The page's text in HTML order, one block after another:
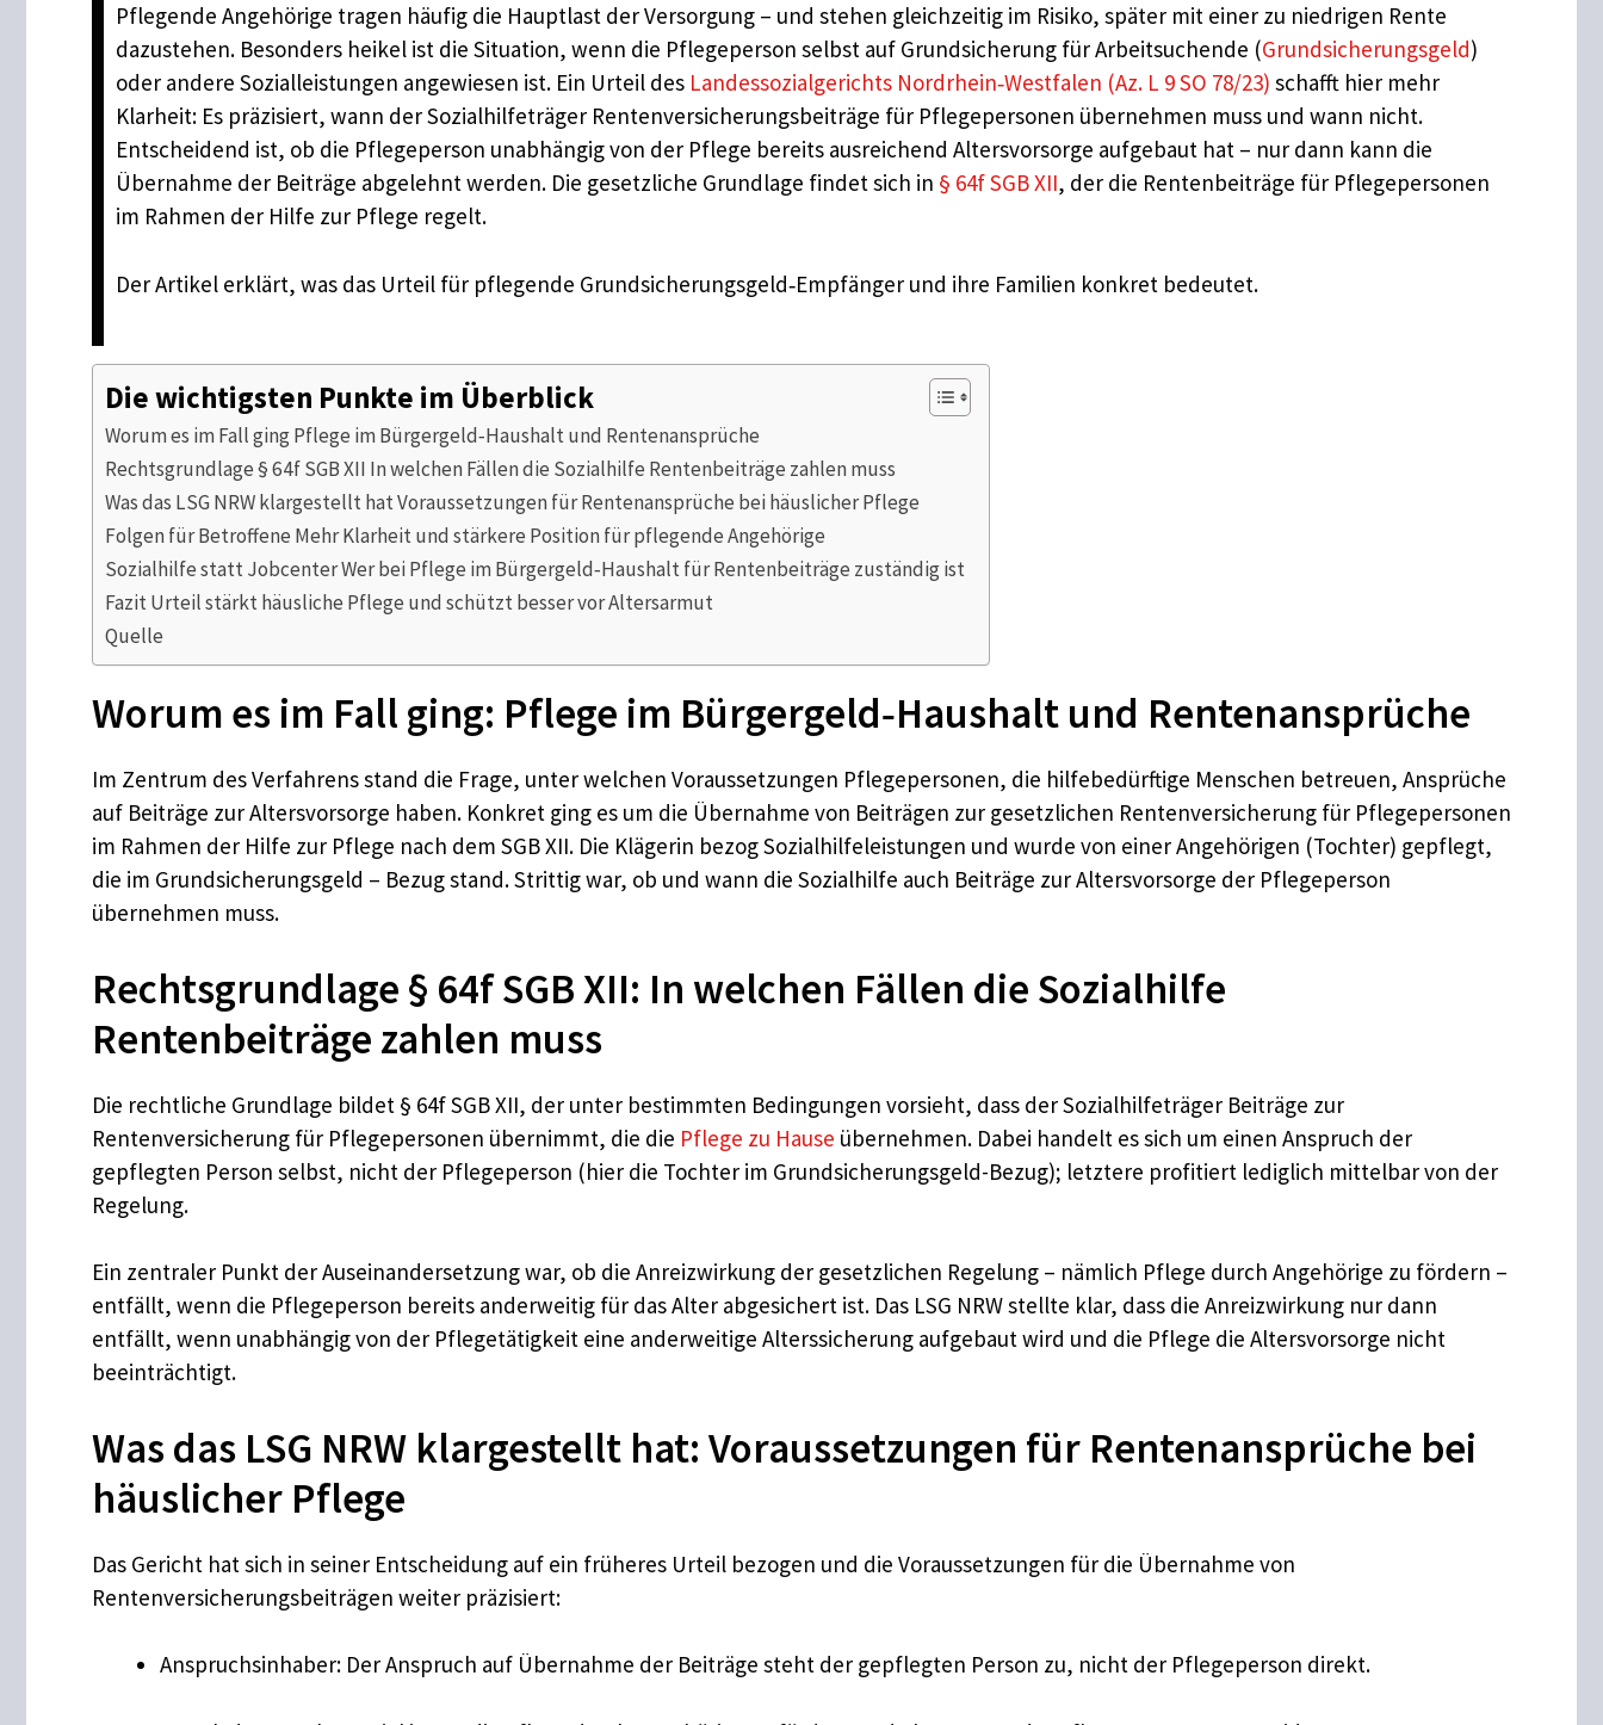
Pflegende Angehörige tragen häufig die Hauptlast der Versorgung – und stehen gleichzeitig im Risiko, später mit einer zu niedrigen Rente
dazustehen. Besonders heikel ist die Situation, wenn die Pflegeperson selbst auf Grundsicherung für Arbeitsuchende (Grundsicherungsgeld)
oder andere Sozialleistungen angewiesen ist. Ein Urteil des Landessozialgerichts Nordrhein‑Westfalen (Az. L 9 SO 78/23) schafft hier mehr
Klarheit: Es präzisiert, wann der Sozialhilfeträger Rentenversicherungsbeiträge für Pflegepersonen übernehmen muss und wann nicht.
Entscheidend ist, ob die Pflegeperson unabhängig von der Pflege bereits ausreichend Altersvorsorge aufgebaut hat – nur dann kann die
Übernahme der Beiträge abgelehnt werden. Die gesetzliche Grundlage findet sich in § 64f SGB XII, der die Rentenbeiträge für Pflegepersonen
im Rahmen der Hilfe zur Pflege regelt.
Der Artikel erklärt, was das Urteil für pflegende Grundsicherungsgeld‑Empfänger und ihre Familien konkret bedeutet.
Die wichtigsten Punkte im Überblick
Worum es im Fall ging Pflege im Bürgergeld‑Haushalt und Rentenansprüche
Rechtsgrundlage § 64f SGB XII In welchen Fällen die Sozialhilfe Rentenbeiträge zahlen muss
Was das LSG NRW klargestellt hat Voraussetzungen für Rentenansprüche bei häuslicher Pflege
Folgen für Betroffene Mehr Klarheit und stärkere Position für pflegende Angehörige
Sozialhilfe statt Jobcenter Wer bei Pflege im Bürgergeld‑Haushalt für Rentenbeiträge zuständig ist
Fazit Urteil stärkt häusliche Pflege und schützt besser vor Altersarmut
Quelle
Worum es im Fall ging: Pflege im Bürgergeld‑Haushalt und Rentenansprüche
Im Zentrum des Verfahrens stand die Frage, unter welchen Voraussetzungen Pflegepersonen, die hilfebedürftige Menschen betreuen, Ansprüche
auf Beiträge zur Altersvorsorge haben. Konkret ging es um die Übernahme von Beiträgen zur gesetzlichen Rentenversicherung für Pflegepersonen
im Rahmen der Hilfe zur Pflege nach dem SGB XII. Die Klägerin bezog Sozialhilfeleistungen und wurde von einer Angehörigen (Tochter) gepflegt,
die im Grundsicherungsgeld – Bezug stand. Strittig war, ob und wann die Sozialhilfe auch Beiträge zur Altersvorsorge der Pflegeperson
übernehmen muss.
Rechtsgrundlage § 64f SGB XII: In welchen Fällen die Sozialhilfe
Rentenbeiträge zahlen muss
Die rechtliche Grundlage bildet § 64f SGB XII, der unter bestimmten Bedingungen vorsieht, dass der Sozialhilfeträger Beiträge zur
Rentenversicherung für Pflegepersonen übernimmt, die die Pflege zu Hause übernehmen. Dabei handelt es sich um einen Anspruch der
gepflegten Person selbst, nicht der Pflegeperson (hier die Tochter im Grundsicherungsgeld-Bezug); letztere profitiert lediglich mittelbar von der
Regelung.
Ein zentraler Punkt der Auseinandersetzung war, ob die Anreizwirkung der gesetzlichen Regelung – nämlich Pflege durch Angehörige zu fördern –
entfällt, wenn die Pflegeperson bereits anderweitig für das Alter abgesichert ist. Das LSG NRW stellte klar, dass die Anreizwirkung nur dann
entfällt, wenn unabhängig von der Pflegetätigkeit eine anderweitige Alterssicherung aufgebaut wird und die Pflege die Altersvorsorge nicht
beeinträchtigt.
Was das LSG NRW klargestellt hat: Voraussetzungen für Rentenansprüche bei
häuslicher Pflege
Das Gericht hat sich in seiner Entscheidung auf ein früheres Urteil bezogen und die Voraussetzungen für die Übernahme von
Rentenversicherungsbeiträgen weiter präzisiert:
Anspruchsinhaber: Der Anspruch auf Übernahme der Beiträge steht der gepflegten Person zu, nicht der Pflegeperson direkt.